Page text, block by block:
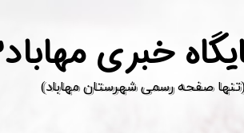
صفحه رسمی شهرستان مهاباد)